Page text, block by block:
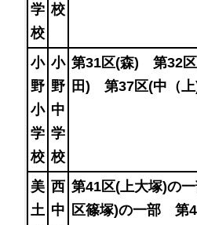
学
校
校
小
野
小
学
校
小
野
中
学
校
第31区(森) 第32
田) 第37区(中（
美
土
西
中
第41区(上大塚)の
区篠塚)の一部 第